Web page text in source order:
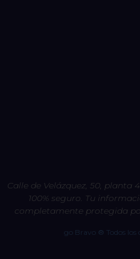
Calle de Velázquez, 50, planta
100% seguro. Tu
completamente protegida
go Bravo ® Todos los